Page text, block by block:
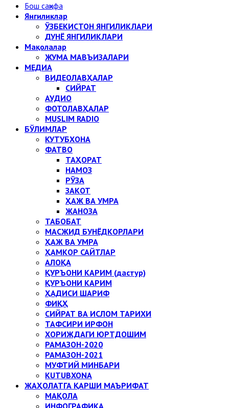
Бош саҳифа
Янгиликлар
ЎЗБЕКИСТОН ЯНГИЛИКЛАРИ
ДУНЁ ЯНГИЛИКЛАРИ
Мақолалар
ЖУМА МАВЪИЗАЛАРИ
МЕДИА
ВИДЕОЛАВҲАЛАР
СИЙРАТ
АУДИО
ФОТОЛАВҲАЛАР
MUSLIM RADIO
БЎЛИМЛАР
КУТУБХОНА
ФАТВО
ТАҲОРАТ
НАМОЗ
РЎЗА
ЗАКОТ
ҲАЖ ВА УМРА
ЖАНОЗА
ТАБОБАТ
МАСЖИД БУНЁДКОРЛАРИ
ҲАЖ ВА УМРА
ҲАМКОР САЙТЛАР
АЛОҚА
ҚУРЪОНИ КАРИМ (дастур)
ҚУРЪОНИ КАРИМ
ҲАДИСИ ШАРИФ
ФИҚҲ
СИЙРАТ ВА ИСЛОМ ТАРИХИ
ТАФСИРИ ИРФОН
ХОРИЖДАГИ ЮРТДОШИМ
РАМАЗОН-2020
РАМАЗОН-2021
МУФТИЙ МИНБАРИ
KUTUBXONA
ЖАҲОЛАТГА ҚАРШИ МАЪРИФАТ
МАҚОЛА
ИНФОГРАФИКА